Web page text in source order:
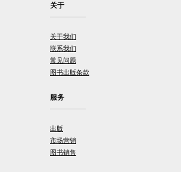
关于
关于我们
联系我们
常见问题
图书出版条款
服务
出版
市场营销
图书销售